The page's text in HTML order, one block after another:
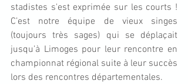
stadistes s'est exprimée sur les courts !
C’est notre équipe de vieux singes
(toujours très sages) qui se déplaçait
jusqu’à Limoges pour leur rencontre en
championnat régional suite à leur succès
lors des rencontres départementales.